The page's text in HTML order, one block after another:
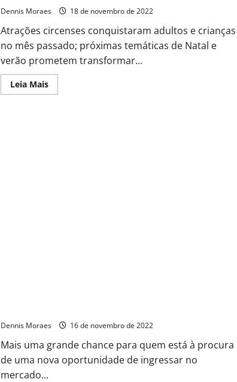
Dennis Moraes 18 de novembro de 2022
Atrações circenses conquistaram adultos e crianças
no mês passado; próximas temáticas de Natal e
verão prometem transformar...
Leia Mais
Dennis Moraes 16 de novembro de 2022
Mais uma grande chance para quem está à procura
de uma nova oportunidade de ingressar no
mercado...